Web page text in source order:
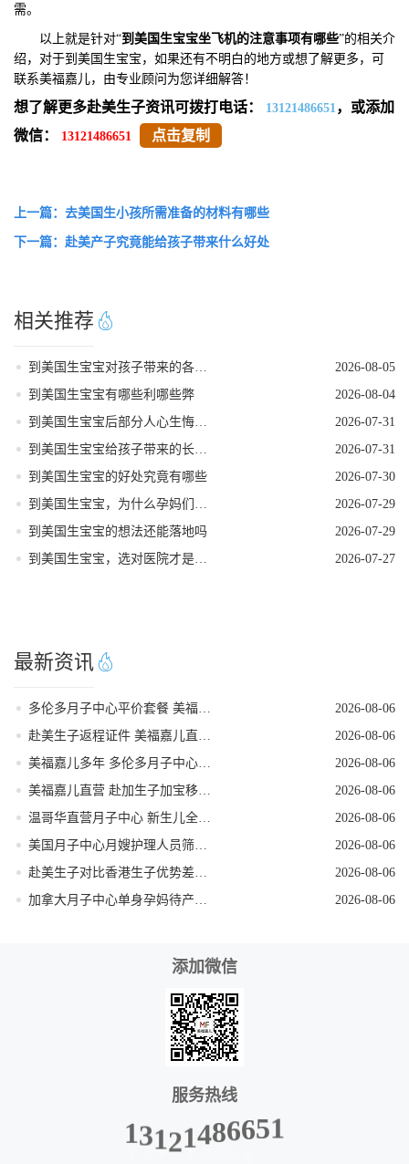
需。
以上就是针对“到美国生宝宝坐飞机的注意事项有哪些”的相关介
绍，对于到美国生宝宝，如果还有不明白的地方或想了解更多，可
联系美福嘉儿，由专业顾问为您详细解答！
想了解更多赴美生子资讯可拨打电话： 13121486651 ，或添加
微信：
13121486651 点击复制
上一篇：去美国生小孩所需准备的材料有哪些
下一篇：赴美产子究竟能给孩子带来什么好处
相关推荐
2026-08-05
到美国生宝宝有哪些利哪些弊
2026-08-04
2026-07-31
2026-07-31
到美国生宝宝的好处究竟有哪些
2026-07-30
2026-07-29
到美国生宝宝的想法还能落地吗
2026-07-29
2026-07-27
最新资讯
2026-08-06
2026-08-06
2026-08-06
2026-08-06
2026-08-06
2026-08-06
2026-08-06
2026-08-06
添加微信
服务热线
13121486651